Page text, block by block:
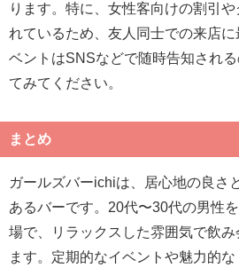
ります。特に、女性客向けの割引
れているため、友人同士での来店
ベントはSNSなどで随時告知され
てみてください。
まとめ
ガールズバーichiは、居心地の良さ
あるバーです。20代〜30代の男性
場で、リラックスした雰囲気で飲
ます。定期的なイベントや魅力的